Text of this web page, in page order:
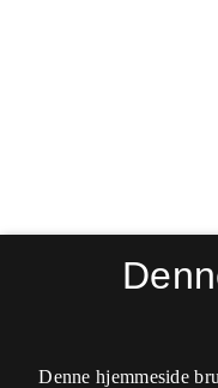
Denne hjemmeside